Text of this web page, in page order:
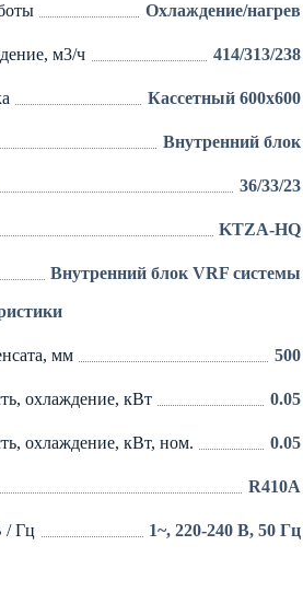
Охлаждение/нагрев
м3/ч 414/313/238
Кассетный 600х600
Внутренний блок
36/33/23
KTZA-HQ
Внутренний блок VRF системы
мм 500
охлаждение, кВт 0.05
охлаждение, кВт, ном. 0.05
R410A
/ Гц 1~, 220-240 В, 50 Гц